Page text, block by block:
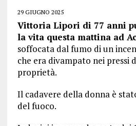
29 GIUGNO 2025
Vittoria Lipori di 77 anni
la vita questa mattina ad
soffocata dal fumo di un
che era divampato nei pressi
proprietà.
Il cadavere della donna è
del fuoco.